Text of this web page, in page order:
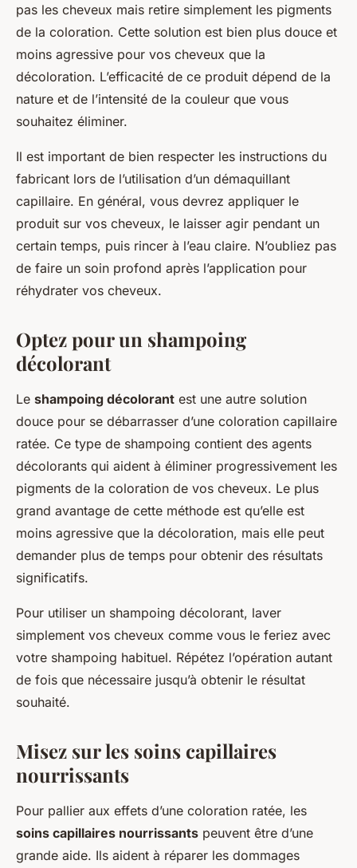
pas les cheveux mais retire simplement les pigments
de la coloration. Cette solution est bien plus douce et
moins agressive pour vos cheveux que la
décoloration. L’efficacité de ce produit dépend de la
nature et de l’intensité de la couleur que vous
souhaitez éliminer.
Il est important de bien respecter les instructions du
fabricant lors de l’utilisation d’un démaquillant
capillaire. En général, vous devrez appliquer le
produit sur vos cheveux, le laisser agir pendant un
certain temps, puis rincer à l’eau claire. N’oubliez pas
de faire un soin profond après l’application pour
réhydrater vos cheveux.
Optez pour un shampoing
décolorant
Le shampoing décolorant est une autre solution
douce pour se débarrasser d’une coloration capillaire
ratée. Ce type de shampoing contient des agents
décolorants qui aident à éliminer progressivement les
pigments de la coloration de vos cheveux. Le plus
grand avantage de cette méthode est qu’elle est
moins agressive que la décoloration, mais elle peut
demander plus de temps pour obtenir des résultats
significatifs.
Pour utiliser un shampoing décolorant, laver
simplement vos cheveux comme vous le feriez avec
votre shampoing habituel. Répétez l’opération autant
de fois que nécessaire jusqu’à obtenir le résultat
souhaité.
Misez sur les soins capillaires
nourrissants
Pour pallier aux effets d’une coloration ratée, les
soins capillaires nourrissants peuvent être d’une
grande aide. Ils aident à réparer les dommages